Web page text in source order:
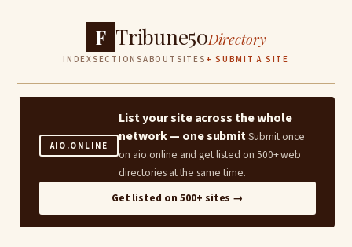
F Tribune50Directory
INDEXSECTIONSABOUT SITES + SUBMIT A SITE
AIO.ONLINE
List your site across the whole
network — one submitSubmit once
on aio.online and get listed on 500+ web
directories at the same time.
Get listed on 500+ sites →